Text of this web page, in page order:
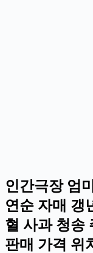
인간극장 엄
연순 자매 갱
혈 사과 청송
판매 가격 위